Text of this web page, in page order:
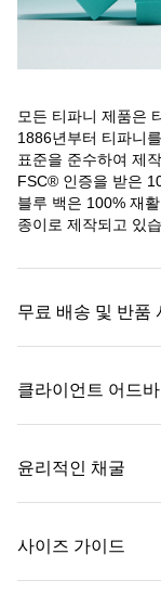
모든 티파니 제품은
1886년부터 티파니
표준을 준수하여 제
FSC® 인증을 받은
블루 백은 100% 재
종이로 제작되고 있
무료 배송 및 반품
자세히 보기
클라이언트 어드
윤리적인 채굴
사이즈 가이드